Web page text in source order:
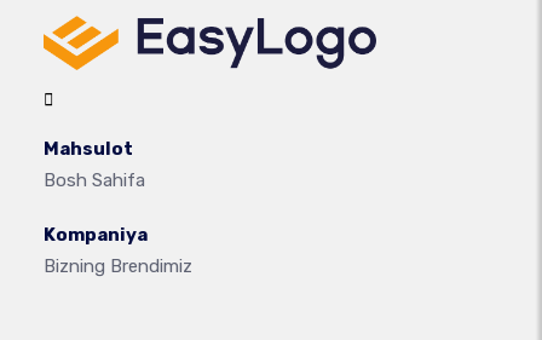
Mahsulot
Bosh Sahifa
Kompaniya
Bizning Brendimiz